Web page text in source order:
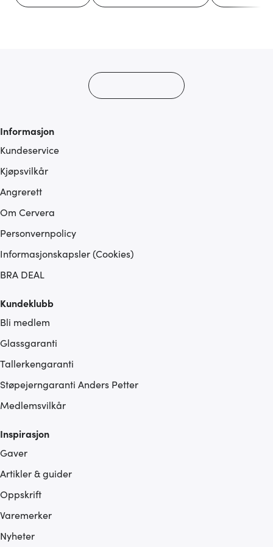
Informasjon
Kundeservice
Kjøpsvilkår
Angrerett
Om Cervera
Personvernpolicy
Informasjonskapsler (Cookies)
BRA DEAL
Kundeklubb
Bli medlem
Glassgaranti
Tallerkengaranti
Støpejerngaranti Anders Petter
Medlemsvilkår
Inspirasjon
Gaver
Artikler & guider
Oppskrift
Varemerker
Nyheter